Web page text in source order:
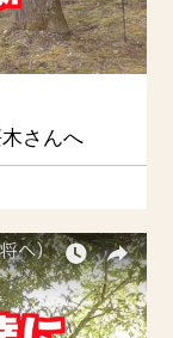
さんへ